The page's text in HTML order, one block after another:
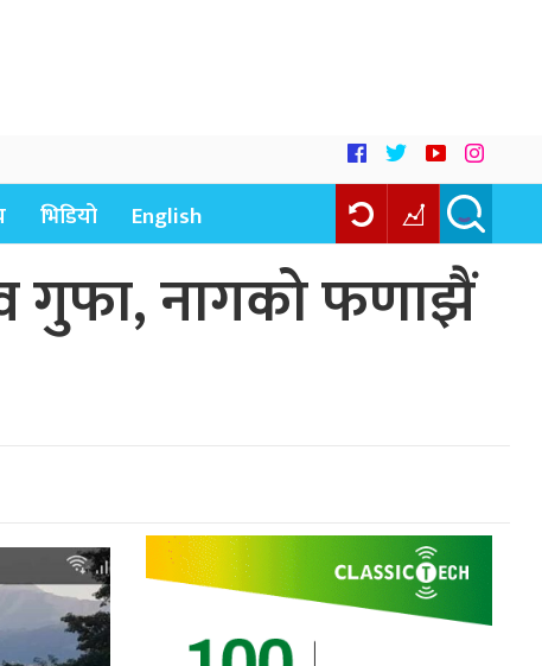
भिडियो English
गुफा, नागको फणाझैं